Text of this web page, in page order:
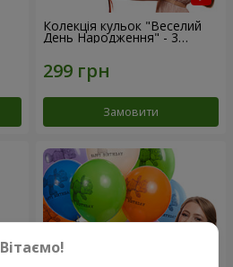
Колекція кульок "Веселий
День Народження" - 3
кульки
Замовити
Вітаємо!